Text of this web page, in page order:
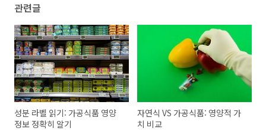
관련글
성분 라벨 읽기: 가공식품 영양
정보 정확히 알기
자연식 VS 가공식품: 영양적 가
치 비교